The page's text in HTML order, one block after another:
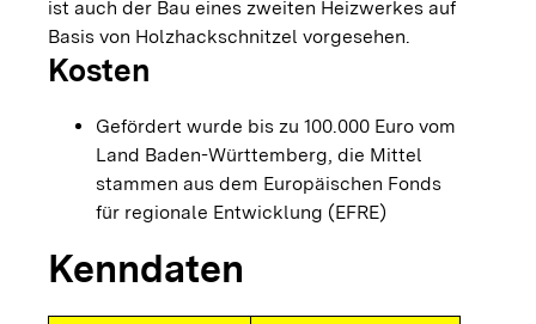
ist auch der Bau eines zweiten Heizwerkes auf
Basis von Holzhackschnitzel vorgesehen.
Kosten
Gefördert wurde bis zu 100.000 Euro vom
Land Baden-Württemberg, die Mittel
stammen aus dem Europäischen Fonds
für regionale Entwicklung (EFRE)
Kenndaten